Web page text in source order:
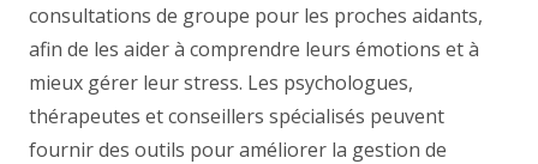
consultations de groupe pour les proches aidants,
afin de les aider à comprendre leurs émotions et à
mieux gérer leur stress. Les psychologues,
thérapeutes et conseillers spécialisés peuvent
fournir des outils pour améliorer la gestion de